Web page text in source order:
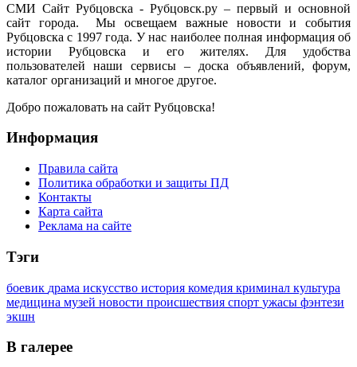
СМИ Сайт Рубцовска - Рубцовск.ру – первый и основной
сайт города. Мы освещаем важные новости и события
Рубцовска с 1997 года. У нас наиболее полная информация об
истории Рубцовска и его жителях. Для удобства
пользователей наши сервисы – доска объявлений, форум,
каталог организаций и многое другое.
Добро пожаловать на сайт Рубцовска!
Информация
Правила сайта
Политика обработки и защиты ПД
Контакты
Карта сайта
Реклама на сайте
Тэги
боевик драма искусство история комедия криминал культура
медицина музей новости происшествия спорт ужасы фэнтези
экшн
В галерее